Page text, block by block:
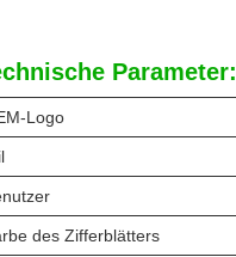
Parameter:
Logo
des Zifferblätters